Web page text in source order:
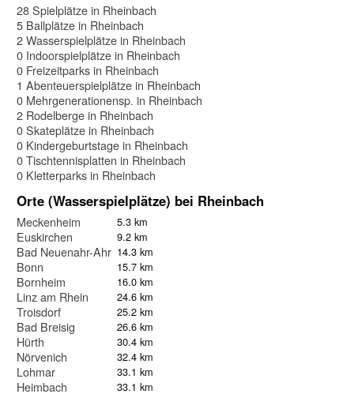
28 Spielplätze in Rheinbach
5 Ballplätze in Rheinbach
2 Wasserspielplätze in Rheinbach
0 Indoorspielplätze in Rheinbach
0 Freizeitparks in Rheinbach
1 Abenteuerspielplätze in Rheinbach
0 Mehrgenerationensp. in Rheinbach
2 Rodelberge in Rheinbach
0 Skateplätze in Rheinbach
0 Kindergeburtstage in Rheinbach
0 Tischtennisplatten in Rheinbach
0 Kletterparks in Rheinbach
Orte (Wasserspielplätze) bei Rheinbach
Meckenheim 5.3 km
Euskirchen 9.2 km
Bad Neuenahr-Ahrweiler
14.3 km
Bonn 15.7 km
Bornheim 16.0 km
Linz am Rhein 24.6 km
Troisdorf 25.2 km
Bad Breisig 26.6 km
Hürth 30.4 km
Nörvenich 32.4 km
Lohmar 33.1 km
Heimbach 33.1 km